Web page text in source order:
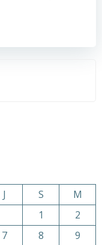
J S
M
1
2
7 8 9